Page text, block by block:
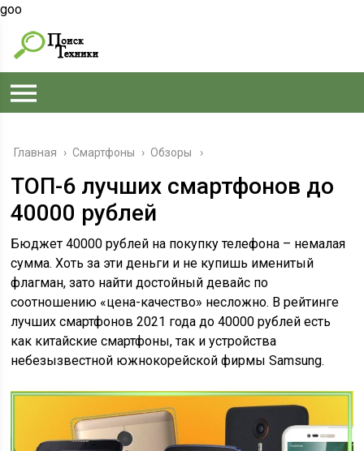
goo
Главная › Смартфоны › Обзоры
ТОП-6 лучших смартфонов до
40000 рублей
Бюджет 40000 рублей на покупку телефона – немалая
сумма. Хоть за эти деньги и не купишь именитый
флагман, зато найти достойный девайс по
соотношению «цена-качество» несложно. В рейтинге
лучших смартфонов 2021 года до 40000 рублей есть
как китайские смартфоны, так и устройства
небезызвестной южнокорейской фирмы Samsung.